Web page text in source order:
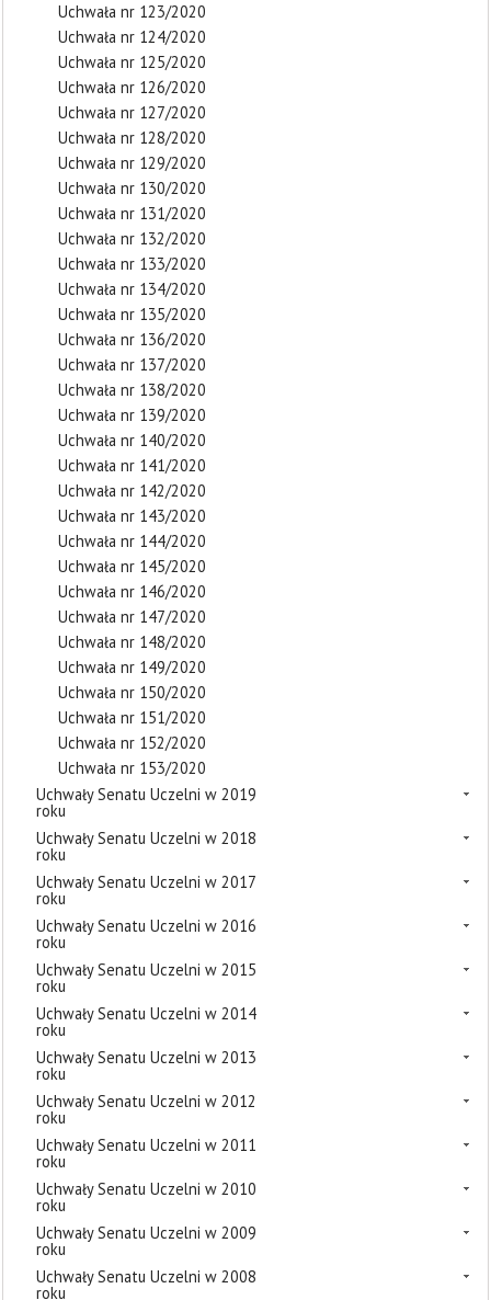
Uchwała nr 123/2020
Uchwała nr 124/2020
Uchwała nr 125/2020
Uchwała nr 126/2020
Uchwała nr 127/2020
Uchwała nr 128/2020
Uchwała nr 129/2020
Uchwała nr 130/2020
Uchwała nr 131/2020
Uchwała nr 132/2020
Uchwała nr 133/2020
Uchwała nr 134/2020
Uchwała nr 135/2020
Uchwała nr 136/2020
Uchwała nr 137/2020
Uchwała nr 138/2020
Uchwała nr 139/2020
Uchwała nr 140/2020
Uchwała nr 141/2020
Uchwała nr 142/2020
Uchwała nr 143/2020
Uchwała nr 144/2020
Uchwała nr 145/2020
Uchwała nr 146/2020
Uchwała nr 147/2020
Uchwała nr 148/2020
Uchwała nr 149/2020
Uchwała nr 150/2020
Uchwała nr 151/2020
Uchwała nr 152/2020
Uchwała nr 153/2020
Uchwały Senatu Uczelni w 2019
roku
Uchwały Senatu Uczelni w 2018
roku
Uchwały Senatu Uczelni w 2017
roku
Uchwały Senatu Uczelni w 2016
roku
Uchwały Senatu Uczelni w 2015
roku
Uchwały Senatu Uczelni w 2014
roku
Uchwały Senatu Uczelni w 2013
roku
Uchwały Senatu Uczelni w 2012
roku
Uchwały Senatu Uczelni w 2011
roku
Uchwały Senatu Uczelni w 2010
roku
Uchwały Senatu Uczelni w 2009
roku
Uchwały Senatu Uczelni w 2008
roku